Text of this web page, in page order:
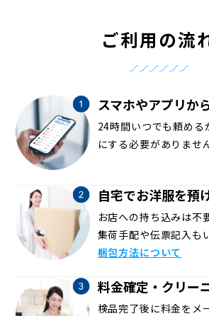
ご利用の流
スマホやアプリか
24時間いつでも頼め
にする必要がありませ
自宅でお洋服を預
お店への持ち込みは不
集荷手配や伝票記入も
梱包方法について
料金確定・クリー
検品完了後に料金をメ